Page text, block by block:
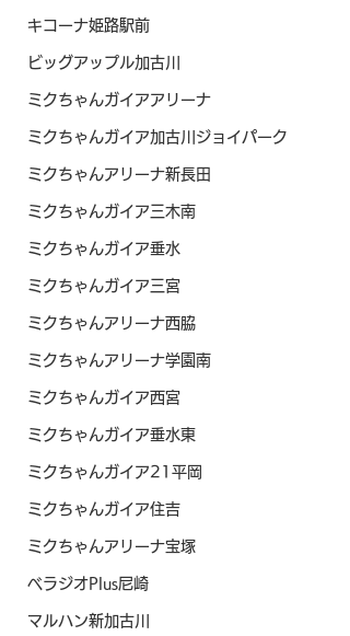
キコーナ姫路駅前
ビッグアップル加古川
ミクちゃんガイアアリーナ
ミクちゃんガイア加古川ジョイパーク
ミクちゃんアリーナ新長田
ミクちゃんガイア三木南
ミクちゃんガイア垂水
ミクちゃんガイア三宮
ミクちゃんアリーナ西脇
ミクちゃんアリーナ学園南
ミクちゃんガイア西宮
ミクちゃんガイア垂水東
ミクちゃんガイア21平岡
ミクちゃんガイア住吉
ミクちゃんアリーナ宝塚
ベラジオPlus尼崎
マルハン新加古川